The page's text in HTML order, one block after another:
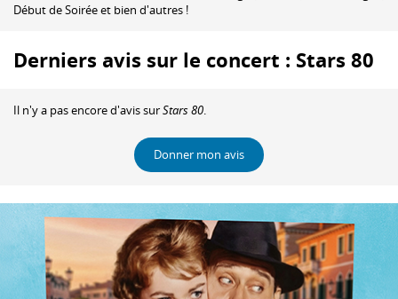
Début de Soirée et bien d'autres !
Derniers avis sur le concert : Stars 80
Il n'y a pas encore d'avis surStars 80.
Donner mon avis